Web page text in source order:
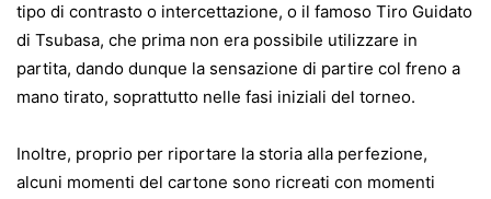
tipo di contrasto o intercettazione, o il famoso Tiro Guidato
di Tsubasa, che prima non era possibile utilizzare in
partita, dando dunque la sensazione di partire col freno a
mano tirato, soprattutto nelle fasi iniziali del torneo.
Inoltre, proprio per riportare la storia alla perfezione,
alcuni momenti del cartone sono ricreati con momenti